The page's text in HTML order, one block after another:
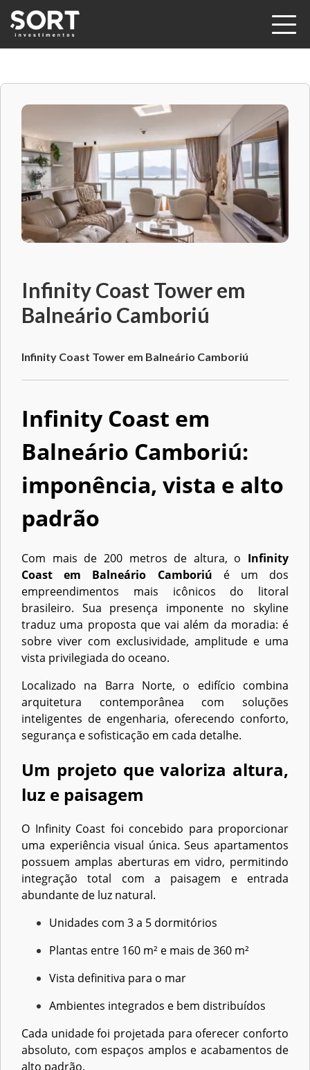
Infinity Coast Tower em
Balneário Camboriú
Infinity Coast Tower em Balneário Camboriú
Infinity Coast em
Balneário Camboriú:
imponência, vista e alto
padrão
Com mais de 200 metros de altura, o Infinity
Coast em Balneário Camboriú é um dos
empreendimentos mais icônicos do litoral
brasileiro. Sua presença imponente no skyline
traduz uma proposta que vai além da moradia: é
sobre viver com exclusividade, amplitude e uma
vista privilegiada do oceano.
Localizado na Barra Norte, o edifício combina
arquitetura contemporânea com soluções
inteligentes de engenharia, oferecendo conforto,
segurança e sofisticação em cada detalhe.
Um projeto que valoriza altura,
luz e paisagem
O Infinity Coast foi concebido para proporcionar
uma experiência visual única. Seus apartamentos
possuem amplas aberturas em vidro, permitindo
integração total com a paisagem e entrada
abundante de luz natural.
Unidades com 3 a 5 dormitórios
Plantas entre 160 m² e mais de 360 m²
Vista definitiva para o mar
Ambientes integrados e bem distribuídos
Cada unidade foi projetada para oferecer conforto
absoluto, com espaços amplos e acabamentos de
alto padrão.